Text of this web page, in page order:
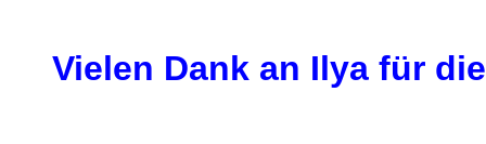
Vielen Dank an Ilya für